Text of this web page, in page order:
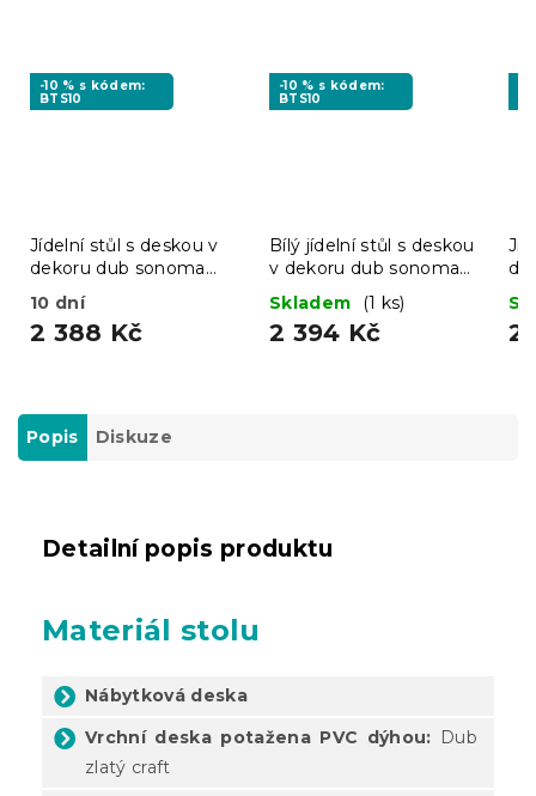
-10 % s kódem:
BTS10
Jídelní stůl s deskou v
dekoru dub sonoma
UMEKO 120x80
10 dní
2 388 Kč
-10 % s kódem:
BTS10
Bílý jídelní stůl s deskou
v dekoru dub sonoma
MADO 120x80
Skladem (1 ks)
2 394 Kč 2
Popis Diskuze
Detailní popis produktu
Materiál stolu
Nábytková deska
Vrchní deska potažena PVC dýhou: Dub
zlatý craft